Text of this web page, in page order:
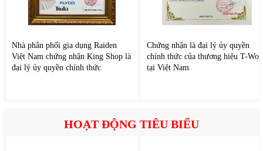
Nhà phân phối gia dụng Raiden
Việt Nam chứng nhận King Shop là
đại lý ủy quyền chính thức
Chứng nhận là đại lý ủy quyền
chính thức của thương hiệu T-
tại Việt Nam
HOẠT ĐỘNG TIÊU BIỂU